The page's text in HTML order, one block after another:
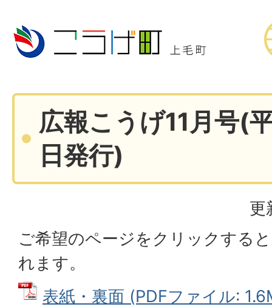
広報こうげ11月号(
日発行)
更
ご希望のページをクリックする
れます。
表紙・裏面 (PDFファイル: